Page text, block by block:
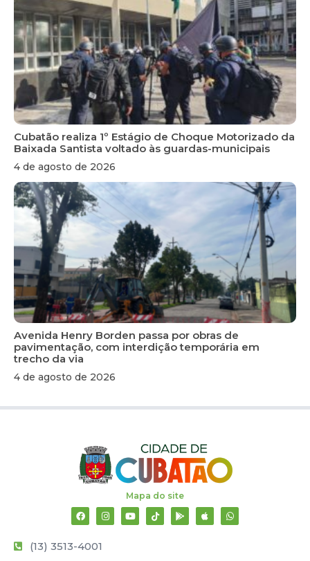
Cubatão realiza 1º Estágio de Choque Motorizado da
Baixada Santista voltado às guardas-municipais
4 de agosto de 2026
Avenida Henry Borden passa por obras de
pavimentação, com interdição temporária em
trecho da via
4 de agosto de 2026
Mapa do site
(13) 3513-4001